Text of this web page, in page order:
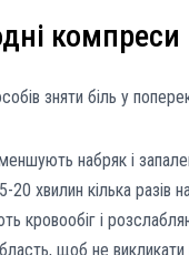
компреси
зняти біль у
набряк і
20 хвилин кілька разів
кровообіг і
щоб не викликати